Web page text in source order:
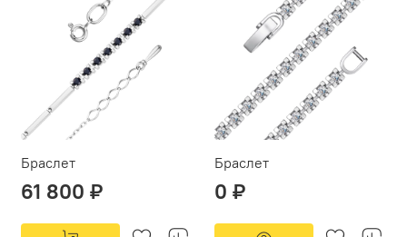
Браслет
61 800 ₽
Браслет
0 ₽